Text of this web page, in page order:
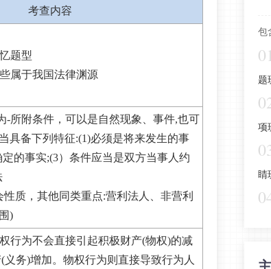
考查内容
题型
属于我国法律渊源
-所附条件，可以是自然现象、事件,也可
具备下列特征:(1)必须是将来发生的事
的事实;(3）条件应当是双方当事人约
质，其他同类重点:营利法人、非营利
)
行为不会直接引起积极财产(物权)的减
义务)增加。物权行为则直接导致行为人
包
01
题
项
睛